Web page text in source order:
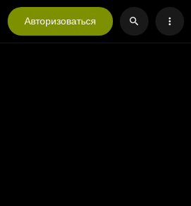
Авторизоваться